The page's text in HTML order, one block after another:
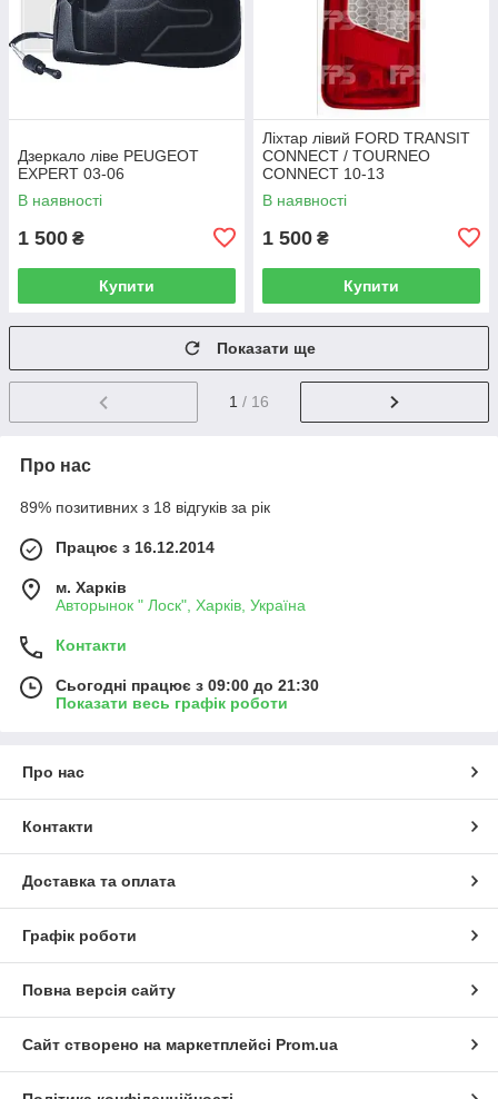
Дзеркало ліве PEUGEOT
EXPERT 03-06
В наявності
1 500 ₴
Купити
Ліхтар лівий FORD TRANSIT
CONNECT / TOURNEO
CONNECT 10-13
В наявності
1 500 ₴
Купити
Показати ще
1 / 16
Про нас
89% позитивних з 18 відгуків за рік
Працює з 16.12.2014
м. Харків
Авторынок " Лоск", Харків, Україна
Контакти
Сьогодні працює з 09:00 до 21:30
Показати весь графік роботи
Про нас
Контакти
Доставка та оплата
Графік роботи
Повна версія сайту
Сайт створено на маркетплейсі Prom.ua